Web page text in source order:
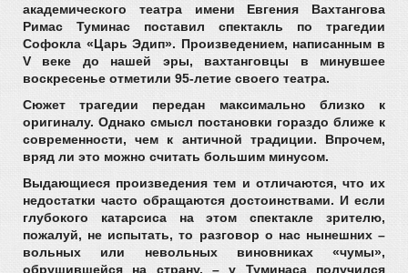
академического театра имени Евгения Вахтангова
Римас Туминас поставил спектакль по трагедии
Софокла «Царь Эдип». Произведением, написанным в
V веке до нашей эры, вахтанговцы в минувшее
воскресенье отметили 95-летие своего театра.
Сюжет трагедии передан максимально близко к
оригиналу. Однако смысл постановки гораздо ближе к
современности, чем к античной традиции. Впрочем,
вряд ли это можно считать большим минусом.
Выдающиеся произведения тем и отличаются, что их
недостатки часто обращаются достоинствами. И если
глубокого катарсиса на этом спектакле зрителю,
пожалуй, не испытать, то разговор о нас нынешних –
вольных или невольных виновниках «чумы»,
обрушившейся на страну, – у Туминаса получился